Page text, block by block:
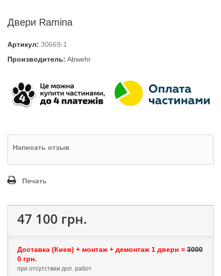
Двери Ramina
Артикул: 30669-1
Производитель: Abwehr
Написать отзыв
Печать
47 100 грн.
Доставка (Киев) + монтаж + демонтаж 1 двери = 3000
0 грн.
при отсутствии доп. работ